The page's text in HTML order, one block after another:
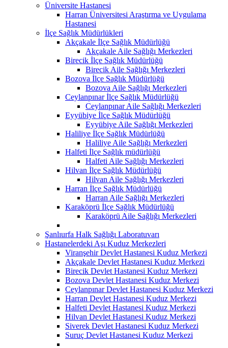
Üniversite Hastanesi
Harran Üniversitesi Araştırma ve Uygulama
Hastanesi
İlçe Sağlık Müdürlükleri
Akçakale İlçe Sağlık Müdürlüğü
Akçakale Aile Sağlığı Merkezleri
Birecik İlçe Sağlık Müdürlüğü
Birecik Aile Sağlığı Merkezleri
Bozova İlçe Sağlık Müdürlüğü
Bozova Aile Sağlığı Merkezleri
Ceylanpınar İlçe Sağlık Müdürlüğü
Ceylanpınar Aile Sağlığı Merkezleri
Eyyübiye İlçe Sağlık Müdürlüğü
Eyyübiye Aile Sağlığı Merkezleri
Haliliye İlçe Sağlık Müdürlüğü
Haliliye Aile Sağlığı Merkezleri
Halfeti İlçe Sağlık müdürlüğü
Halfeti Aile Sağlığı Merkezleri
Hilvan İlçe Sağlık Müdürlüğü
Hilvan Aile Sağlığı Merkezleri
Harran İlçe Sağlık Müdürlüğü
Harran Aile Sağlığı Merkezleri
Karaköprü İlçe Sağlık Müdürlüğü
Karaköprü Aile Sağlığı Merkezleri
Şanlıurfa Halk Sağlığı Laboratuvarı
Hastanelerdeki Aşı Kuduz Merkezleri
Viranşehir Devlet Hastanesi Kuduz Merkezi
Akçakale Devlet Hastanesi Kuduz Merkezi
Birecik Devlet Hastanesi Kuduz Merkezi
Bozova Devlet Hastanesi Kuduz Merkezi
Ceylanpınar Devlet Hastanesi Kuduz Merkezi
Harran Devlet Hastanesi Kuduz Merkezi
Halfeti Devlet Hastanesi Kuduz Merkezi
Hilvan Devlet Hastanesi Kuduz Merkezi
Siverek Devlet Hastanesi Kuduz Merkezi
Suruç Devlet Hastanesi Kuduz Merkezi